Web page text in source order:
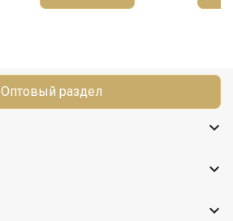
Оптовый раздел


